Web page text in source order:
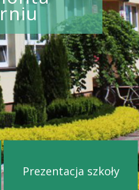
Biblioteka Facebook
Przejdź na
Prezentacja szkoły